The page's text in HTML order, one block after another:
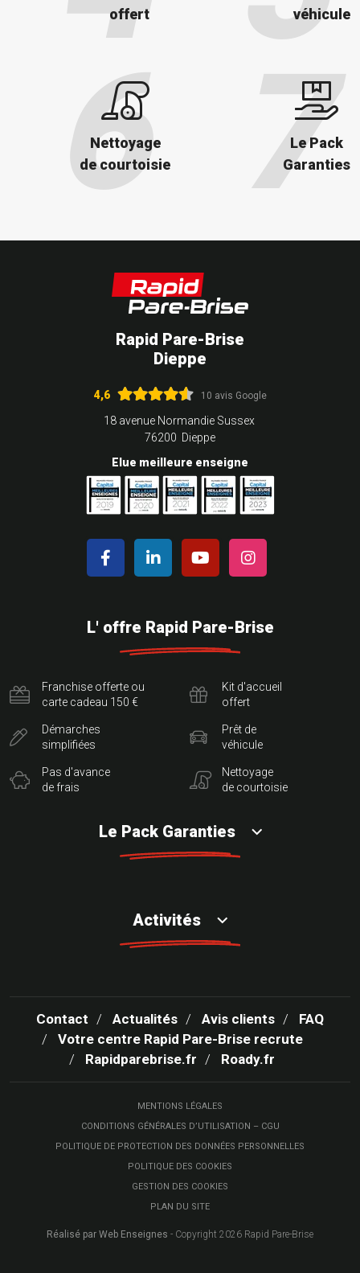
offert
véhicule
Nettoyage
de courtoisie
Le Pack
Garanties
Rapid Pare-Brise
Dieppe
4,6 10 avis Google
18 avenue Normandie Sussex
76200 Dieppe
Elue meilleure enseigne
L' offre Rapid Pare-Brise
Franchise offerte ou
carte cadeau 150 €
Démarches
simplifiées
Pas d'avance
de frais
Kit d'accueil
offert
Prêt de
véhicule
Nettoyage
de courtoisie
Le Pack Garanties
Activités
Contact Actualités Avis clients
FAQ
Votre centre Rapid Pare-Brise recrute
Rapidparebrise.fr
Roady.fr
MENTIONS LÉGALES
CONDITIONS GÉNÉRALES D’UTILISATION – CGU
POLITIQUE DE PROTECTION DES DONNÉES PERSONNELLES
POLITIQUE DES COOKIES
GESTION DES COOKIES
PLAN DU SITE
Réalisé par Web Enseignes - Copyright 2026 Rapid Pare-Brise